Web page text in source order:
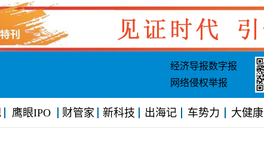
经济导报数字报
网络侵权举报
鹰眼IPO 财管家 新科技 出海记 车势力 大健康